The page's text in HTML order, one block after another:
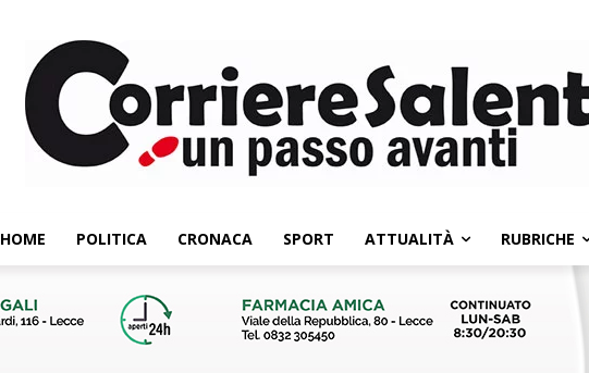
HOME POLITICA CRONACA SPORT ATTUALITÀ RUBRICHE